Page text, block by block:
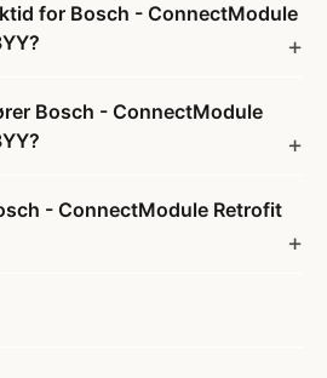
for Bosch - ConnectModule
Bosch - ConnectModule
- ConnectModule Retrofit